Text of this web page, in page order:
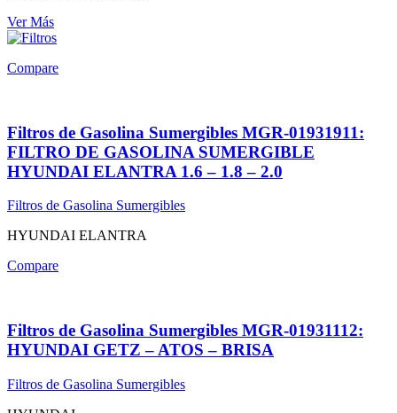
Ver Más
Compare
Filtros de Gasolina Sumergibles MGR-01931911:
FILTRO DE GASOLINA SUMERGIBLE
HYUNDAI ELANTRA 1.6 – 1.8 – 2.0
Filtros de Gasolina Sumergibles
HYUNDAI ELANTRA
Compare
Filtros de Gasolina Sumergibles MGR-01931112:
HYUNDAI GETZ – ATOS – BRISA
Filtros de Gasolina Sumergibles